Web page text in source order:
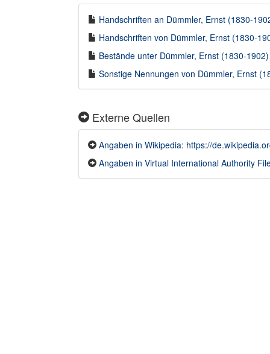
Handschriften an Dümmler, Ernst (1830-
Handschriften von Dümmler, Ernst (1830-
Bestände unter Dümmler, Ernst (1830-
Sonstige Nennungen von Dümmler, Ernst
Externe Quellen
Angaben in Wikipedia: https://
Angaben in Virtual International Authority